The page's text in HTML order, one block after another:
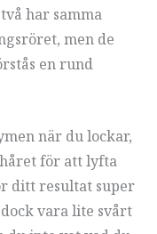
har samma
men de
en rund
när du lockar,
för att lyfta
ditt resultat super
vara lite svårt